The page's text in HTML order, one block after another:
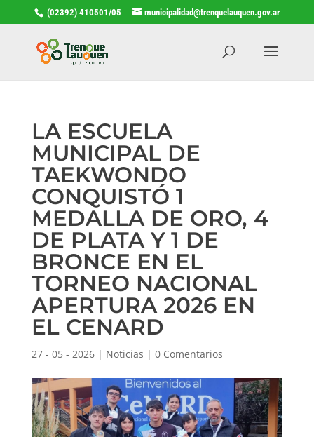
(02392) 410501/05 municipalidad@trenquelauquen.gov.ar
LA ESCUELA
MUNICIPAL DE
TAEKWONDO
CONQUISTÓ 1
MEDALLA DE ORO, 4
DE PLATA Y 1 DE
BRONCE EN EL
TORNEO NACIONAL
APERTURA 2026 EN
EL CENARD
27 - 05 - 2026| Noticias | 0 Comentarios